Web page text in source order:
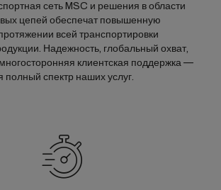
сеть MSC и решения в области
цепей обеспечат повышенную
всей транспортировки
Надежность, глобальный охват,
клиентская поддержка —
полный спектр наших услуг.